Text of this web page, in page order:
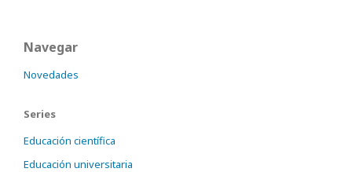
Navegar
Novedades
Series
Educación científica
Educación universitaria